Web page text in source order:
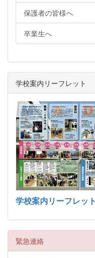
保護者の皆様へ
卒業生へ
学校案内リーフレット
学校案内リーフレッ
緊急連絡